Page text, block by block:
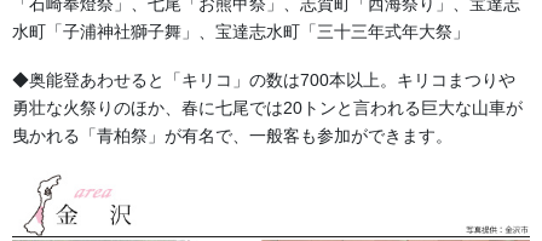
水町「子浦神社獅子舞」、宝達志水町「三十三年式年大祭」
◆奥能登あわせると「キリコ」の数は700本以上。キリコまつりや
勇壮な火祭りのほか、春に七尾では20トンと言われる巨大な山車が
曳かれる「青柏祭」が有名で、一般客も参加ができます。